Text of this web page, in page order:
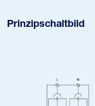
Prinzipschaltbild